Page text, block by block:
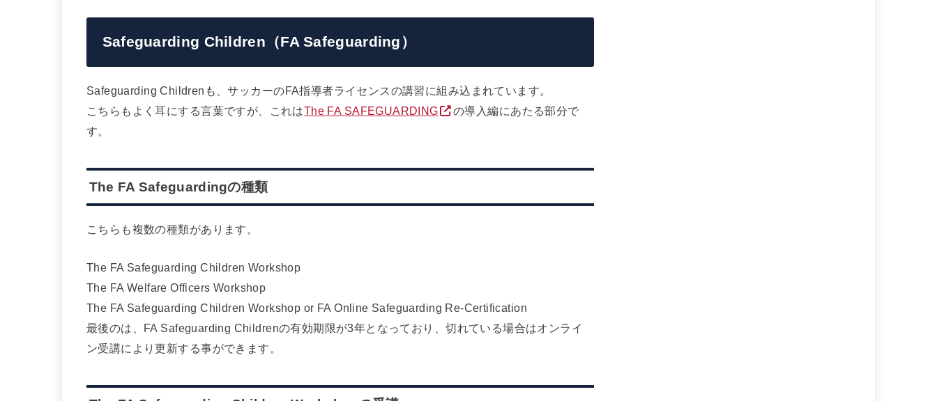
Safeguarding Children（FA Safeguarding）
Safeguarding Childrenも、サッカーのFA指導者ライセンスの講習に組み込まれています。
こちらもよく耳にする言葉ですが、これはThe FA SAFEGUARDING
の導入編にあたる部分で
す。
The FA Safeguardingの種類
こちらも複数の種類があります。
The FA Safeguarding Children Workshop
The FA Welfare Officers Workshop
The FA Safeguarding Children Workshop or FA Online Safeguarding Re-Certification
最後のは、FA Safeguarding Childrenの有効期限が3年となっており、切れている場合はオンライ
ン受講により更新する事ができます。